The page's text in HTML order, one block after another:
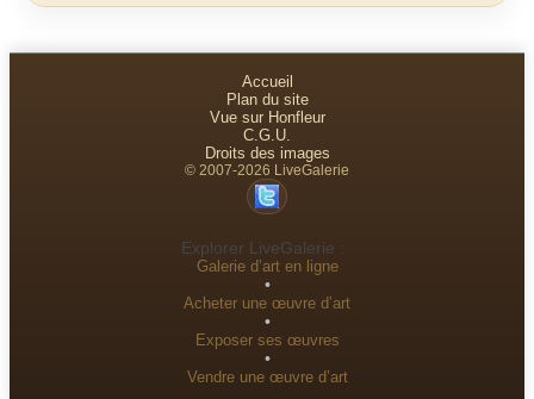
Accueil
Plan du site
Vue sur Honfleur
C.G.U.
Droits des images
© 2007-2026 LiveGalerie
Explorer LiveGalerie :
Galerie d’art en ligne
•
Acheter une œuvre d’art
•
Exposer ses œuvres
•
Vendre une œuvre d’art